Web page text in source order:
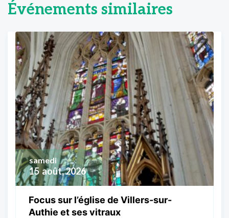
Événements similaires
15 août, 2026
samedi
Focus sur l’église de Villers-sur-
Authie et ses vitraux